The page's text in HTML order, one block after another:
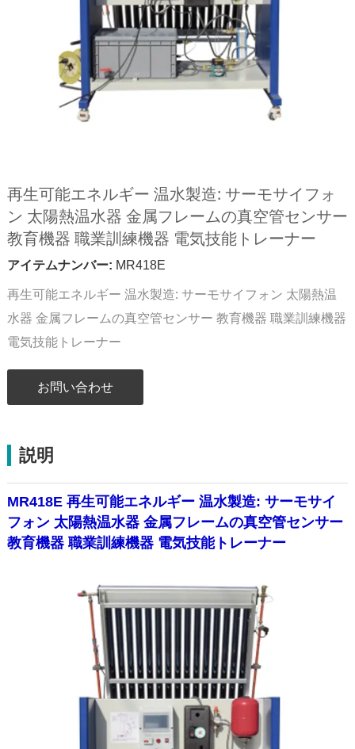
再生可能エネルギー 温水製造: サーモサイフォ
ン 太陽熱温水器 金属フレームの真空管センサー
教育機器 職業訓練機器 電気技能トレーナー
アイテムナンバー: MR418E
再生可能エネルギー 温水製造: サーモサイフォン 太陽熱温
水器 金属フレームの真空管センサー 教育機器 職業訓練機器
電気技能トレーナー
お問い合わせ
説明
MR418E 再生可能エネルギー 温水製造: サーモサイ
フォン 太陽熱温水器 金属フレームの真空管センサー
教育機器 職業訓練機器 電気技能トレーナー